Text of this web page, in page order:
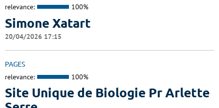
relevance: 100%
Simone Xatart
20/04/2026 17:15
PAGES
relevance: 100%
Site Unique de Biologie Pr Arlette